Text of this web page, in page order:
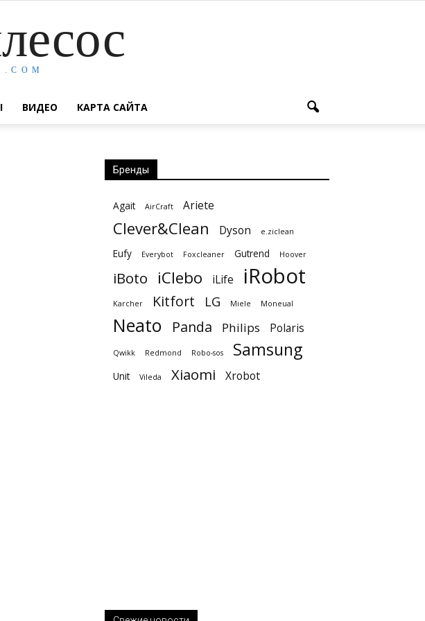
. C O M
ВИДЕО КАРТА САЙТА
Бренды
Agait AirCraft Ariete
Clever&Clean Dyson e.ziclean
Eufy Everybot Foxcleaner Gutrend Hoover
iBoto iClebo iLife iRobot
Karcher Kitfort LG Miele Moneual
Neato Panda Philips Polaris
Qwikk Redmond Robo-sos Samsung
Unit Vileda Xiaomi Xrobot